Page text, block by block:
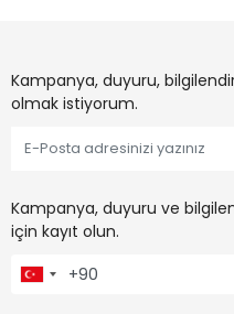
Kampanya, duyuru,
olmak istiyorum.
Kampanya, duyuru ve
için kayıt olun.